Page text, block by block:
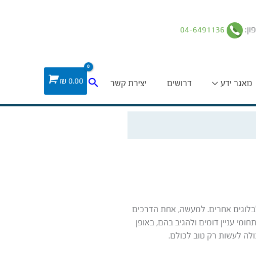
מאגר ידע דרושים יצירת קשר חיפוש
0.00
₪
אחרים. למעשה, אחת הדרכים
עניין דומים ולהגיב בהם, באופן
לעשות רק טוב לכולם.